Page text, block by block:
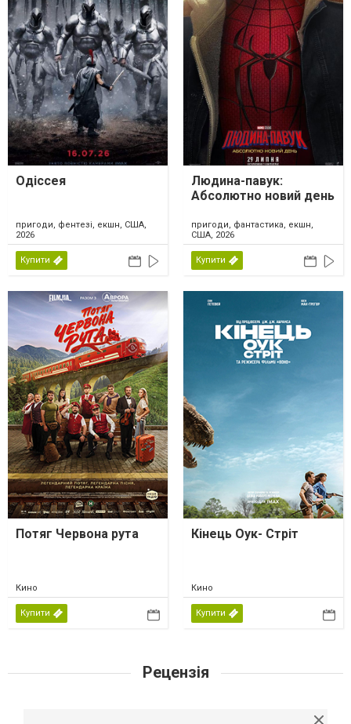
Одіссея
пригоди, фентезі, екшн, США,
2026
Купити
Людина-павук:
Абсолютно новий день
пригоди, фантастика, екшн,
США, 2026
Купити
Потяг Червона рута
Кино
Купити
Кінець Оук- Стріт
Кино
Купити
Рецензія